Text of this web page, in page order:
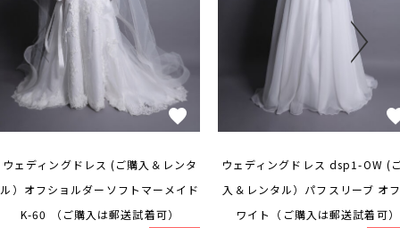
ウェディングドレス (ご購入＆レンタ
ル）オフショルダーソフトマーメイド
K-60 （ご購入は郵送試着可）
ウェディングドレス dsp1-OW (
入＆レンタル）パフスリーブ オ
ワイト（ご購入は郵送試着可）